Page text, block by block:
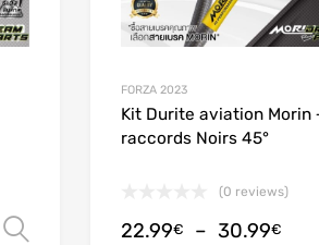
Choix des options
FORZA 2023
Kit Durite aviation Morin
raccords Noirs 45°
(0 reviews)
22.99€ – 30.99€